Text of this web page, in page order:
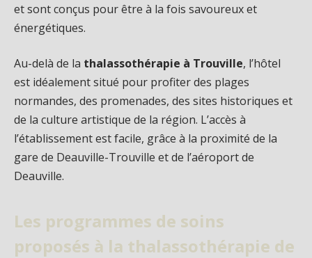
et sont conçus pour être à la fois savoureux et
énergétiques.
Au-delà de la thalassothérapie à Trouville, l’hôtel
est idéalement situé pour profiter des plages
normandes, des promenades, des sites historiques et
de la culture artistique de la région. L’accès à
l’établissement est facile, grâce à la proximité de la
gare de Deauville-Trouville et de l’aéroport de
Deauville.
Les programmes de soins
proposés à la thalassothérapie de